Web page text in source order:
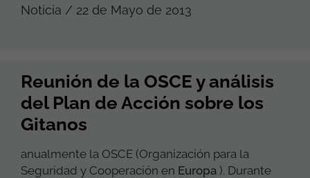
Noticia / 22 de Mayo de 2013
Reunión de la OSCE y análisis
del Plan de Acción sobre los
Gitanos
anualmente la OSCE (Organización para la
Seguridad y Cooperación en Europa ). Durante